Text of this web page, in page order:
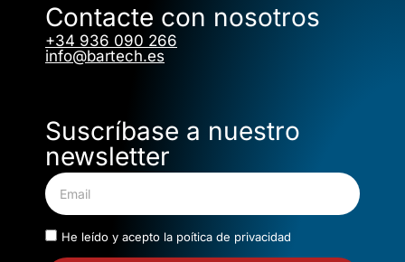
Contacte con nosotros
+34 936 090 266
info@bartech.es
Suscríbase a nuestro
newsletter
He leído y acepto la poítica de privacidad